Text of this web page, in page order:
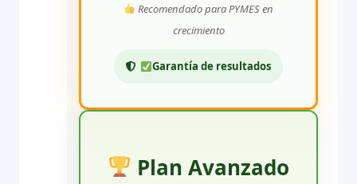
Recomendado para PYMES en
crecimiento
Garantía de resultados
Plan Avanzado